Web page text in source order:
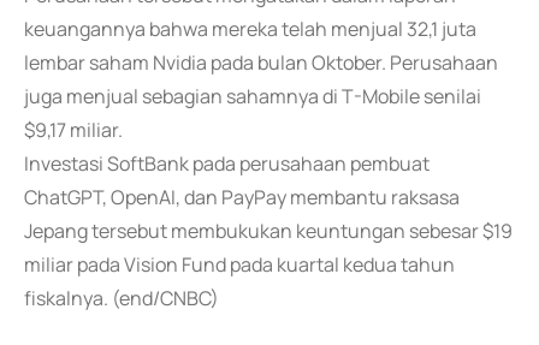
keuangannya bahwa mereka telah menjual 32,1 juta
lembar saham Nvidia pada bulan Oktober. Perusahaan
juga menjual sebagian sahamnya di T-Mobile senilai
$9,17 miliar.
Investasi SoftBank pada perusahaan pembuat
ChatGPT, OpenAI, dan PayPay membantu raksasa
Jepang tersebut membukukan keuntungan sebesar $19
miliar pada Vision Fund pada kuartal kedua tahun
fiskalnya. (end/CNBC)